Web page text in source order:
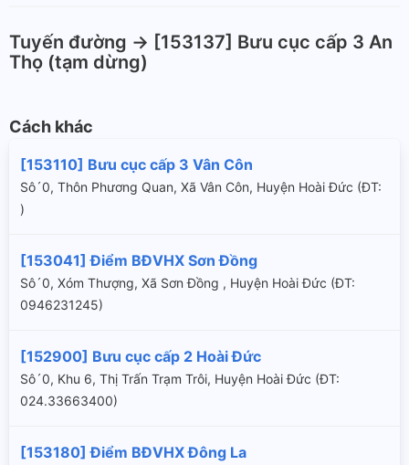
Tuyến đường -> [153137] Bưu cục cấp 3 An
Thọ (tạm dừng)
Cách khác
[153110] Bưu cục cấp 3 Vân Côn
Sô´0, Thôn Phương Quan, Xã Vân Côn, Huyện Hoài Đức (ÐT:
)
[153041] Điểm BĐVHX Sơn Đồng
Sô´0, Xóm Thượng, Xã Sơn Đồng , Huyện Hoài Đức (ÐT:
0946231245)
[152900] Bưu cục cấp 2 Hoài Đức
Sô´0, Khu 6, Thị Trấn Trạm Trôi, Huyện Hoài Đức (ÐT:
024.33663400)
[153180] Điểm BĐVHX Đông La